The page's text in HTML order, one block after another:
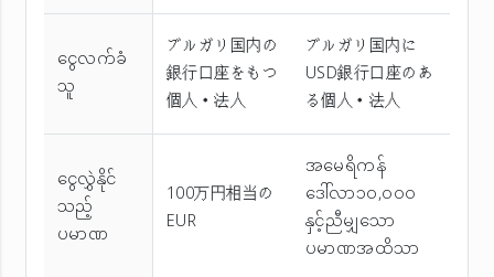
ငွေလက်ခံ
သူ
ブルガリ国内の
銀行口座をもつ
個人・法人
ブルガリ国内に
USD銀行口座のあ
る個人・法人
ငွေလွှဲနိုင်
သည့်
ပမာဏ
100万円相当の
EUR
အမေရိကန်
ဒေါ်လာ၁၀,၀၀၀
နှင့်ညီမျှသော
ပမာဏအထိသာ